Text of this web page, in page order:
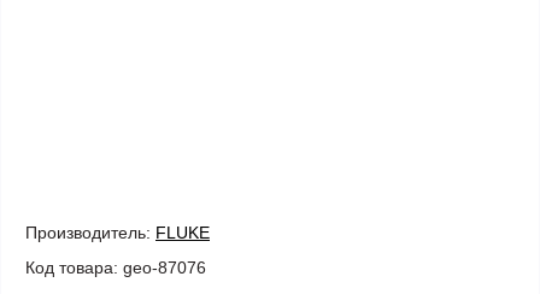
Производитель: FLUKE
Код товара: geo-87076